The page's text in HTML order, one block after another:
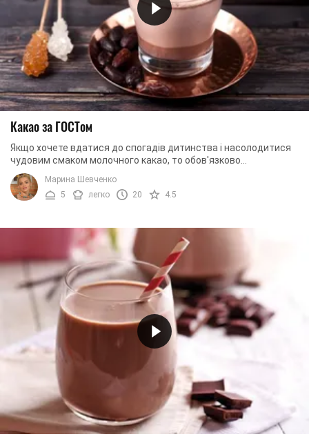
Какао за ГОСТом
Якщо хочете вдатися до спогадів дитинства і насолодитися
чудовим смаком молочного какао, то обов'язково
скористайтеся цим рецептом. Какао на молоці ...
Марина Шевченко
5
легко 20 4.5